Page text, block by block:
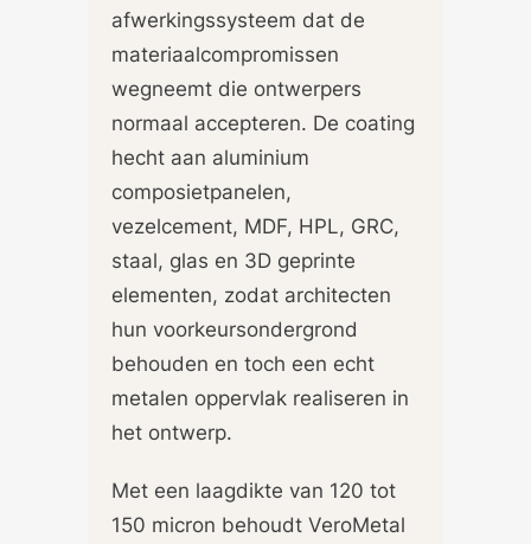
afwerkingssysteem dat de
materiaalcompromissen
wegneemt die ontwerpers
normaal accepteren. De coating
hecht aan aluminium
composietpanelen,
vezelcement, MDF, HPL, GRC,
staal, glas en 3D geprinte
elementen, zodat architecten
hun voorkeursondergrond
behouden en toch een echt
metalen oppervlak realiseren in
het ontwerp.
Met een laagdikte van 120 tot
150 micron behoudt VeroMetal